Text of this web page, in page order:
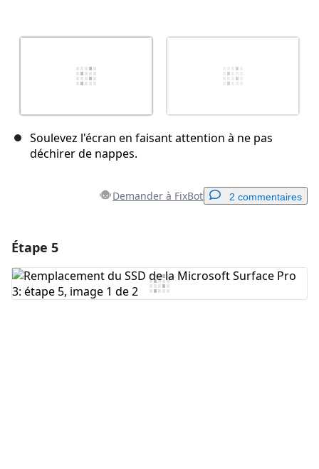
Soulevez l'écran en faisant attention à ne pas
déchirer de nappes.
Demander à FixBot 2 commentaires
Ajouter un commentaire
Étape 5